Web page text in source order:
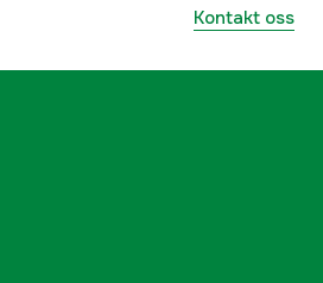
Kontakt oss